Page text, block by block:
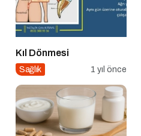
Kıl Dönmesi
Sağlık 1 yıl önce